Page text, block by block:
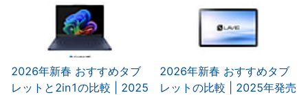
2026年新春 おすすめタブ
レットと2in1の比較 | 2025
2026年新春 おすすめタブ
レットの比較 | 2025年発売